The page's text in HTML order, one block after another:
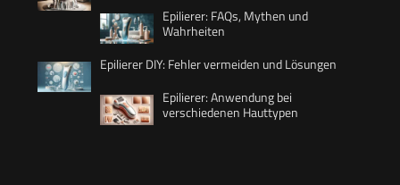
Epilierer: FAQs, Mythen und
Wahrheiten
Epilierer DIY: Fehler vermeiden und Lösungen
Epilierer: Anwendung bei
verschiedenen Hauttypen